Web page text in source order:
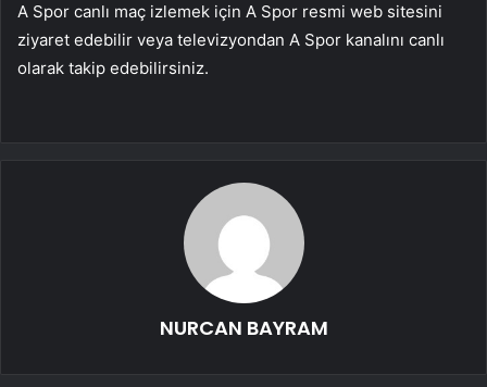
A Spor canlı maç izlemek için A Spor resmi web sitesini
ziyaret edebilir veya televizyondan A Spor kanalını canlı
olarak takip edebilirsiniz.
NURCAN BAYRAM